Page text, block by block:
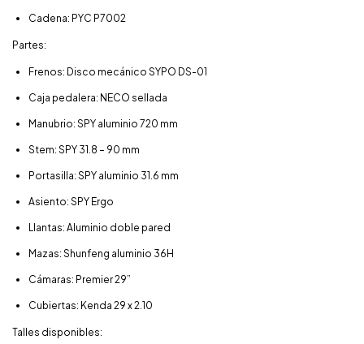
Cadena: PYC P7002
Partes:
Frenos: Disco mecánico SYPO DS-01
Caja pedalera: NECO sellada
Manubrio: SPY aluminio 720 mm
Stem: SPY 31.8 – 90 mm
Portasilla: SPY aluminio 31.6 mm
Asiento: SPY Ergo
Llantas: Aluminio doble pared
Mazas: Shunfeng aluminio 36H
Cámaras: Premier 29”
Cubiertas: Kenda 29 x 2.10
Talles disponibles: